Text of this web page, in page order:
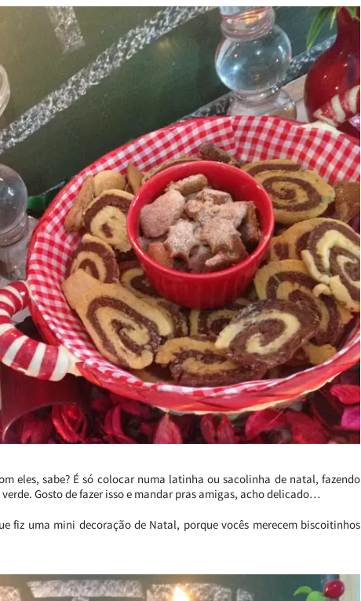
eles, sabe? É só colocar numa latinha ou sacolinha de natal, fazendo
Gosto de fazer isso e mandar pras amigas, acho delicado…
fiz uma mini decoração de Natal, porque vocês merecem biscoitinhos